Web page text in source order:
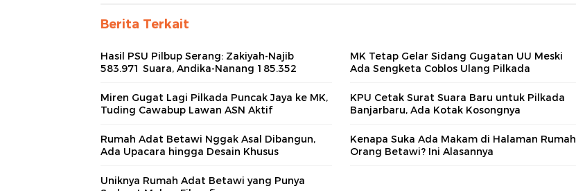
Berita Terkait
Hasil PSU Pilbup Serang: Zakiyah-Najib
583.971 Suara, Andika-Nanang 185.352
MK Tetap Gelar Sidang Gugatan UU Meski
Ada Sengketa Coblos Ulang Pilkada
Miren Gugat Lagi Pilkada Puncak Jaya ke MK,
Tuding Cawabup Lawan ASN Aktif
KPU Cetak Surat Suara Baru untuk Pilkada
Banjarbaru, Ada Kotak Kosongnya
Rumah Adat Betawi Nggak Asal Dibangun,
Ada Upacara hingga Desain Khusus
Kenapa Suka Ada Makam di Halaman Rumah
Orang Betawi? Ini Alasannya
Uniknya Rumah Adat Betawi yang Punya